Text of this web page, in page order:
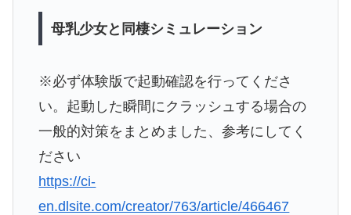
母乳少女と同棲シミュレーション
※必ず体験版で起動確認を行ってくださ
い。起動した瞬間にクラッシュする場合の
一般的対策をまとめました、参考にしてく
ださい
https://ci-
en.dlsite.com/creator/763/article/466467